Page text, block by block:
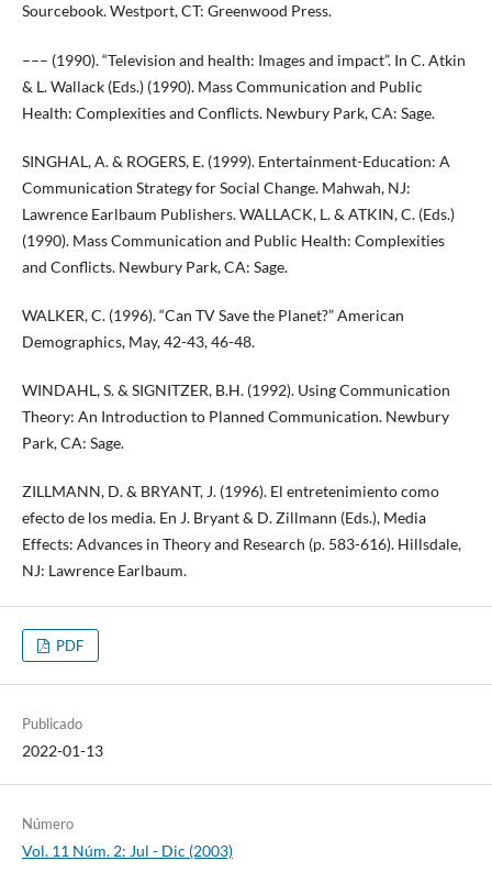
Sourcebook. Westport, CT: Greenwood Press.
––– (1990). “Television and health: Images and impact”. In C. Atkin
& L. Wallack (Eds.) (1990). Mass Communication and Public
Health: Complexities and Conflicts. Newbury Park, CA: Sage.
SINGHAL, A. & ROGERS, E. (1999). Entertainment-Education: A
Communication Strategy for Social Change. Mahwah, NJ:
Lawrence Earlbaum Publishers. WALLACK, L. & ATKIN, C. (Eds.)
(1990). Mass Communication and Public Health: Complexities
and Conflicts. Newbury Park, CA: Sage.
WALKER, C. (1996). “Can TV Save the Planet?” American
Demographics, May, 42-43, 46-48.
WINDAHL, S. & SIGNITZER, B.H. (1992). Using Communication
Theory: An Introduction to Planned Communication. Newbury
Park, CA: Sage.
ZILLMANN, D. & BRYANT, J. (1996). El entretenimiento como
efecto de los media. En J. Bryant & D. Zillmann (Eds.), Media
Effects: Advances in Theory and Research (p. 583-616). Hillsdale,
NJ: Lawrence Earlbaum.
PDF
Publicado
2022-01-13
Número
Vol. 11 Núm. 2: Jul - Dic (2003)